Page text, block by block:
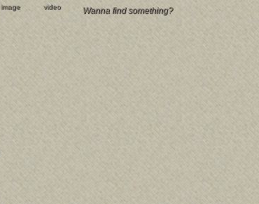
image video